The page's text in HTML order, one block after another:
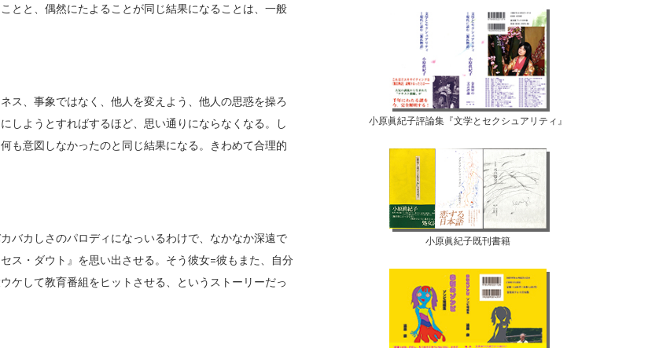
とと、偶然にたよることが同じ結果になることは、一般
ス、事象ではなく、他人を変えよう、他人の思惑を操ろ
しようとすればするほど、思い通りにならなくなる。し
も意図しなかったのと同じ結果になる。きわめて合理的
バカしさのパロディになっいるわけで、なかなか深遠で
ス・ダウト』を思い出させる。そう彼女=彼もまた、自分
ケして教育番組をヒットさせる、というストーリーだっ
小原眞紀子評論集『文学とセクシュアリティ』
小原眞紀子既刊書籍